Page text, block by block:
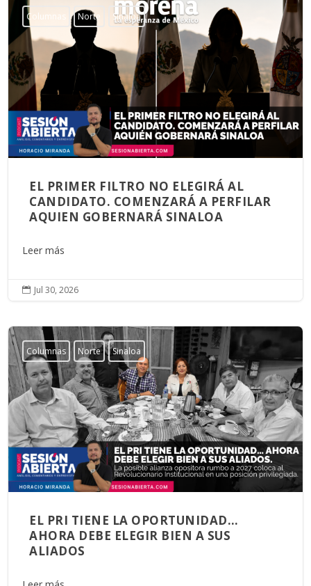
Columnas Norte Sinaloa
EL PRIMER FILTRO NO ELEGIRÁ AL
CANDIDATO. COMENZARÁ A PERFILAR
AQUIEN GOBERNARÁ SINALOA
Leer más
 Jul 30, 2026
Columnas Norte Sinaloa
EL PRI TIENE LA OPORTUNIDAD…
AHORA DEBE ELEGIR BIEN A SUS
ALIADOS